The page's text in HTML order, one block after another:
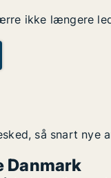
ikke længere
så snart nye
Danmark